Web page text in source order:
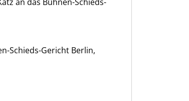
Schieds-Gericht Berlin,